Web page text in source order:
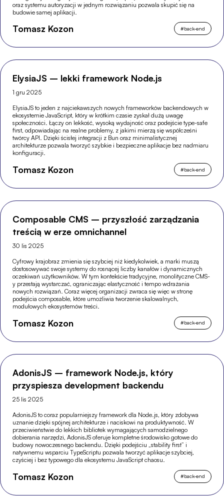
oraz systemu autoryzacji w jednym rozwiązaniu pozwala skupić się na
budowie samej aplikacji.
Tomasz Kozon #back-end
ElysiaJS – lekki framework Node.js
1 gru 2025
ElysiaJS to jeden z najciekawszych nowych frameworków backendowych w
ekosystemie JavaScript, który w krótkim czasie zyskał dużą uwagę
społeczności. Łączy on lekkość, wysoką wydajność oraz podejście type-safe
first, odpowiadając na realne problemy, z jakimi mierzą się współcześni
twórcy API. Dzięki ścisłej integracji z Bun oraz minimalistycznej
architekturze pozwala tworzyć szybkie i bezpieczne aplikacje bez nadmiaru
konfiguracji.
Tomasz Kozon #back-end
Composable CMS – przyszłość zarządzania
treścią w erze omnichannel
30 lis 2025
Cyfrowy krajobraz zmienia się szybciej niż kiedykolwiek, a marki muszą
dostosowywać swoje systemy do rosnącej liczby kanałów i dynamicznych
oczekiwań użytkowników. W tym kontekście tradycyjne, monolityczne CMS-
y przestają wystarczać, ograniczając elastyczność i tempo wdrażania
nowych rozwiązań. Coraz więcej organizacji zwraca się więc w stronę
podejścia composable, które umożliwia tworzenie skalowalnych,
modułowych ekosystemów treści.
Tomasz Kozon #back-end
AdonisJS – framework Node.js, który
przyspiesza development backendu
25 lis 2025
AdonisJS to coraz popularniejszy framework dla Node.js, który zdobywa
uznanie dzięki spójnej architekturze i naciskowi na produktywność. W
przeciwieństwie do lekkich bibliotek wymagających samodzielnego
dobierania narzędzi, AdonisJS oferuje kompletne środowisko gotowe do
budowy nowoczesnego backendu. Dzięki podejściu „stability first” i
natywnemu wsparciu TypeScriptu pozwala tworzyć aplikacje szybciej,
czyściej i bez typowego dla ekosystemu JavaScript chaosu.
Tomasz Kozon #back-end